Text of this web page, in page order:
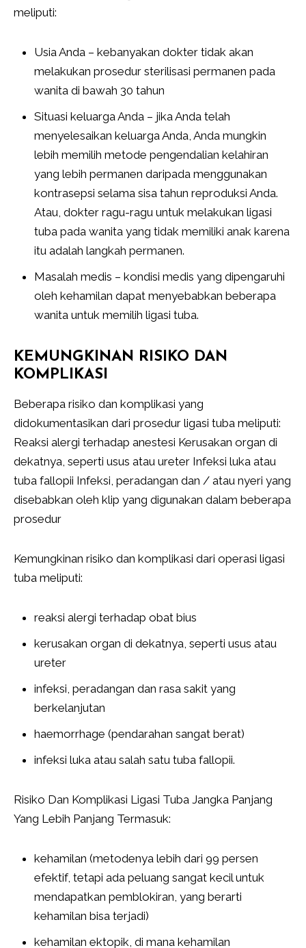
meliputi:
Usia Anda – kebanyakan dokter tidak akan
melakukan prosedur sterilisasi permanen pada
wanita di bawah 30 tahun
Situasi keluarga Anda – jika Anda telah
menyelesaikan keluarga Anda, Anda mungkin
lebih memilih metode pengendalian kelahiran
yang lebih permanen daripada menggunakan
kontrasepsi selama sisa tahun reproduksi Anda.
Atau, dokter ragu-ragu untuk melakukan ligasi
tuba pada wanita yang tidak memiliki anak karena
itu adalah langkah permanen.
Masalah medis – kondisi medis yang dipengaruhi
oleh kehamilan dapat menyebabkan beberapa
wanita untuk memilih ligasi tuba.
KEMUNGKINAN RISIKO DAN
KOMPLIKASI
Beberapa risiko dan komplikasi yang
didokumentasikan dari prosedur ligasi tuba meliputi:
Reaksi alergi terhadap anestesi Kerusakan organ di
dekatnya, seperti usus atau ureter Infeksi luka atau
tuba fallopii Infeksi, peradangan dan / atau nyeri yang
disebabkan oleh klip yang digunakan dalam beberapa
prosedur
Kemungkinan risiko dan komplikasi dari operasi ligasi
tuba meliputi:
reaksi alergi terhadap obat bius
kerusakan organ di dekatnya, seperti usus atau
ureter
infeksi, peradangan dan rasa sakit yang
berkelanjutan
haemorrhage (pendarahan sangat berat)
infeksi luka atau salah satu tuba fallopii.
Risiko Dan Komplikasi Ligasi Tuba Jangka Panjang
Yang Lebih Panjang Termasuk:
kehamilan (metodenya lebih dari 99 persen
efektif, tetapi ada peluang sangat kecil untuk
mendapatkan pemblokiran, yang berarti
kehamilan bisa terjadi)
kehamilan ektopik, di mana kehamilan